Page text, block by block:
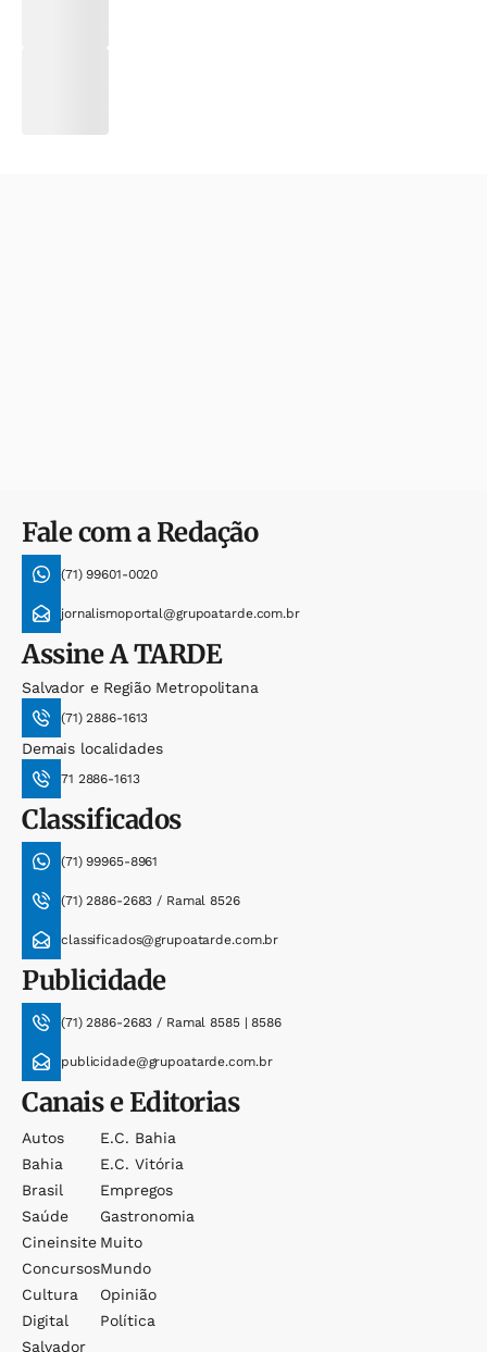
Fale com a Redação
(71) 99601-0020
jornalismoportal@grupoatarde.com.br
AssineA TARDE
Salvador e Região Metropolitana
(71) 2886-1613
Demais localidades
71 2886-1613
Classificados
(71) 99965-8961
(71) 2886-2683 / Ramal 8526
classificados@grupoatarde.com.br
Publicidade
(71) 2886-2683 / Ramal 8585 | 8586
publicidade@grupoatarde.com.br
Canais e Editorias
Autos
Bahia
Brasil
Saúde
Cineinsite
Concursos
Cultura
Digital
Salvador
E.c. Bahia
E.c. Vitória
Empregos
Gastronomia
Muito
Mundo
Opinião
Política